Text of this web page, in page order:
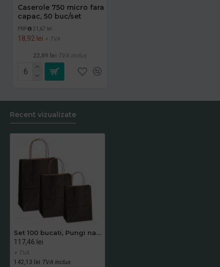
Caserole 750 micro fara
capac, 50 buc/set
PRP 21,67 lei
18,92 lei + TVA
22,89 lei TVA inclus
Recent vizualizate
Set 100 bucati, Pungi natur, colorate negru la exterior, 25x14x30 cm
117,46 lei
+ TVA
142,13 lei TVA inclus